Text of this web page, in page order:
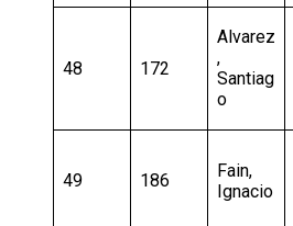
48 172
Alvarez
,
Santiag
o
49 186
Fain,
Ignacio